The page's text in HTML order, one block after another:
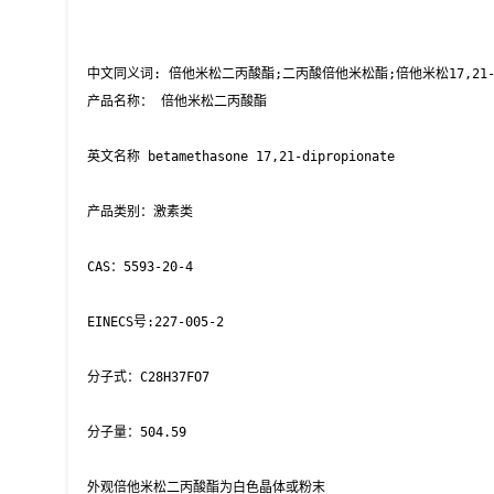
中文同义词: 倍他米松二丙酸酯;二丙酸倍他米松酯;倍他米松
产品名称： 倍他米松二丙酸酯
英文名称 betamethasone 17,21-dipropionate
产品类别：激素类
CAS：5593-20-4
EINECS号:227-005-2
分子式：C28H37FO7
分子量：504.59
外观倍他米松二丙酸酯为白色晶体或粉末